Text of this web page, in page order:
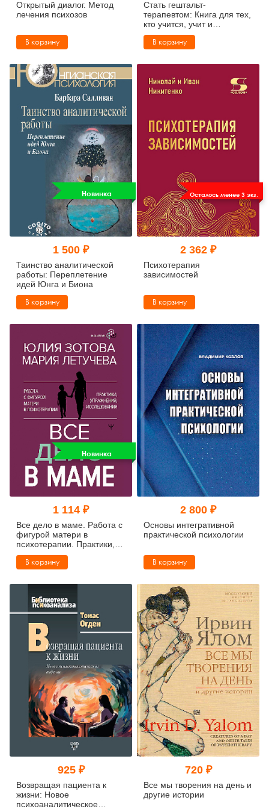
Открытый диалог. Метод
лечения психозов
В корзину
Стать гештальт-
терапевтом: Книга для тех,
кто учится, учит и
сопровождает
В корзину
Новинка
1 500 ₽
Таинство аналитической
работы: Переплетение
идей Юнга и Биона
В корзину
Осталось менее 3 экз.
2 362 ₽
Психотерапия
зависимостей
В корзину
Новинка
1 114 ₽
Все дело в маме. Работа с
фигурой матери в
психотерапии. Практики,
упражнения, исследования
В корзину
2 800 ₽
Основы интегративной
практической психологии
В корзину
925 ₽
Возвращая пациента к
жизни: Новое
психоаналитическое
720 ₽
Все мы творения на день и
другие истории